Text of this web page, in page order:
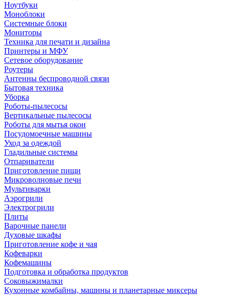
Ноутбуки
Моноблоки
Системные блоки
Мониторы
Техника для печати и дизайна
Принтеры и МФУ
Сетевое оборудование
Роутеры
Антенны беспроводной связи
Бытовая техника
Уборка
Роботы-пылесосы
Вертикальные пылесосы
Роботы для мытья окон
Посудомоечные машины
Уход за одеждой
Гладильные системы
Отпариватели
Приготовление пищи
Микроволновые печи
Мультиварки
Аэрогрили
Электрогрили
Плиты
Варочные панели
Духовые шкафы
Приготовление кофе и чая
Кофеварки
Кофемашины
Подготовка и обработка продуктов
Соковыжималки
Кухонные комбайны, машины и планетарные миксеры